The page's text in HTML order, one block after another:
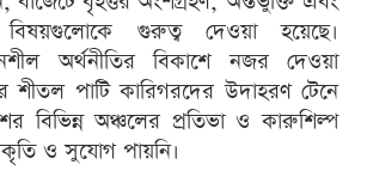
গুরুত্ব দেওয়া হয়েছে।
অর্থনীতির বিকাশে নজর দেওয়া
শীতল পাটি কারিগরদের উদাহরণ টেনে
বিভিন্ন অঞ্চলের প্রতিভা ও কারুশিল্প
ও সুযোগ পায়নি।